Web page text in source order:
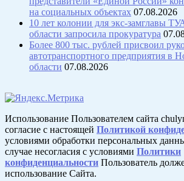
на социальных объектах 07.08.2026
10 лет колонии для экс-замглавы
области запросила прокуратура
Более 800 тыс. рублей присвоил
автотранспортного предприятия в
области 07.08.2026
Использование Пользователем сайта
согласие с настоящей Политикой
условиями обработки персональных
случае несогласия с условиями Политики
конфиденциальности Пользователь
использование Сайта.